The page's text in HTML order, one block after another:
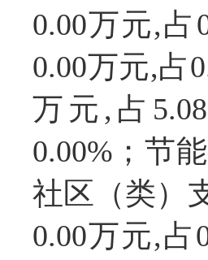
0.00万元,
0.00万元,占
万元,占
0.00%；节
社区（类）
0.00万元,占